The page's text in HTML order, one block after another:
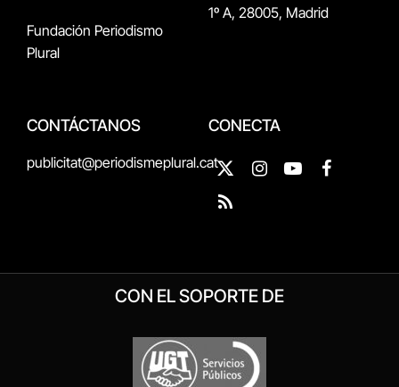
Fundación Periodismo
Plural
1º A, 28005, Madrid
CONTÁCTANOS
publicitat@periodismeplural.cat
CONECTA
X
(Twitter)
InstagramYouTubeFacebook
RSS
CON EL SOPORTE DE